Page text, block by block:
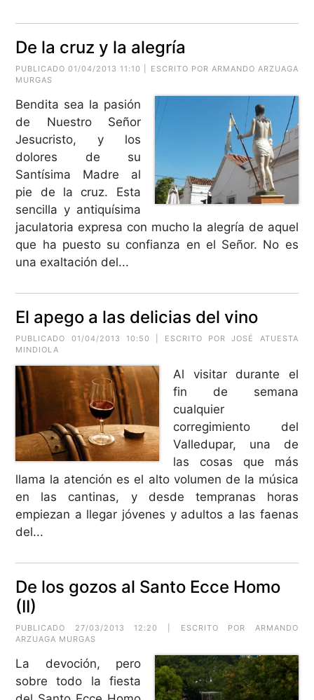
De la cruz y la alegría
PUBLICADO 01/04/2013 11:10 | ESCRITO POR ARMANDO ARZUAGA
MURGAS
Bendita sea la pasión
de Nuestro Señor
Jesucristo, y los
dolores de su
Santísima Madre al
pie de la cruz. Esta
sencilla y antiquísima
jaculatoria expresa con mucho la alegría de aquel
que ha puesto su confianza en el Señor. No es
una exaltación del...
El apego a las delicias del vino
PUBLICADO 01/04/2013 10:50 | ESCRITO PORJOSÉ ATUESTA
MINDIOLA
Al visitar durante el
fin de semana
cualquier
corregimiento del
Valledupar, una de
las cosas que más
llama la atención es el alto volumen de la música
en las cantinas, y desde tempranas horas
empiezan a llegar jóvenes y adultos a las faenas
del...
De los gozos al Santo Ecce Homo
(II)
PUBLICADO 27/03/2013 12:20 | ESCRITO POR
ARMANDO
ARZUAGA MURGAS
La devoción, pero
sobre todo la fiesta